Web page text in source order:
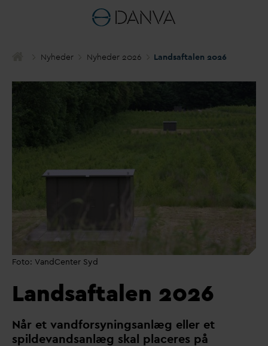
Nyheder Nyheder 2026 Landsaftalen 2026
Foto: VandCenter Syd
Landsaftalen 2026
Når et vandforsyningsanlæg eller et
spildevandsanlæg skal placeres på